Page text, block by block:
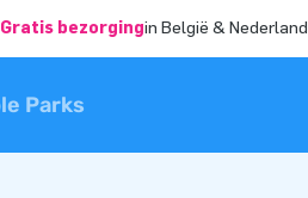
Gratis bezorgingin België & Nederland
Parks